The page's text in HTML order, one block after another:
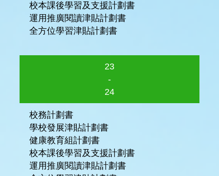
校本課後學習及支援計劃書
運用推廣閱讀津貼計劃書
全方位學習津貼計劃書
23
-
24
校務計劃書
學校發展津貼計劃書
健康教育組計劃書
校本課後學習及支援計劃書
運用推廣閱讀津貼計劃書